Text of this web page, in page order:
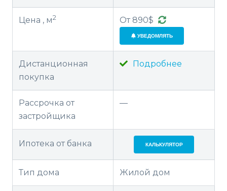
Цена , м2 От 890$
УВЕДОМЛЯТЬ
Дистанционная
покупка
Подробнее
Рассрочка от
застройщика
—
Ипотека от банка КАЛЬКУЛЯТОР
Тип дома Жилой дом